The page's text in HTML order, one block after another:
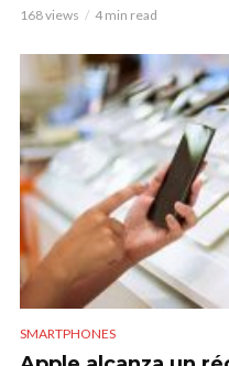
168 views 4 min read
SMARTPHONES